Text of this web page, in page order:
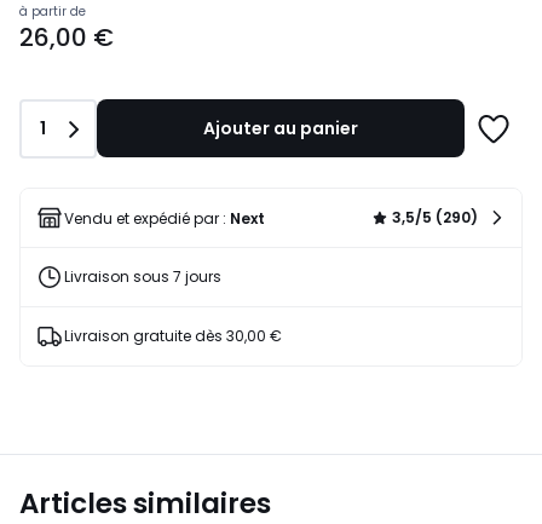
Prix
à
à partir de
26,00 €
Quantité
1 Ajouter au panier
liste
Vendu et expédié par : Next 3,5/5 (290)
Livraison sous 7 jours
Livraison gratuite dès 30,00 €
Articles similaires